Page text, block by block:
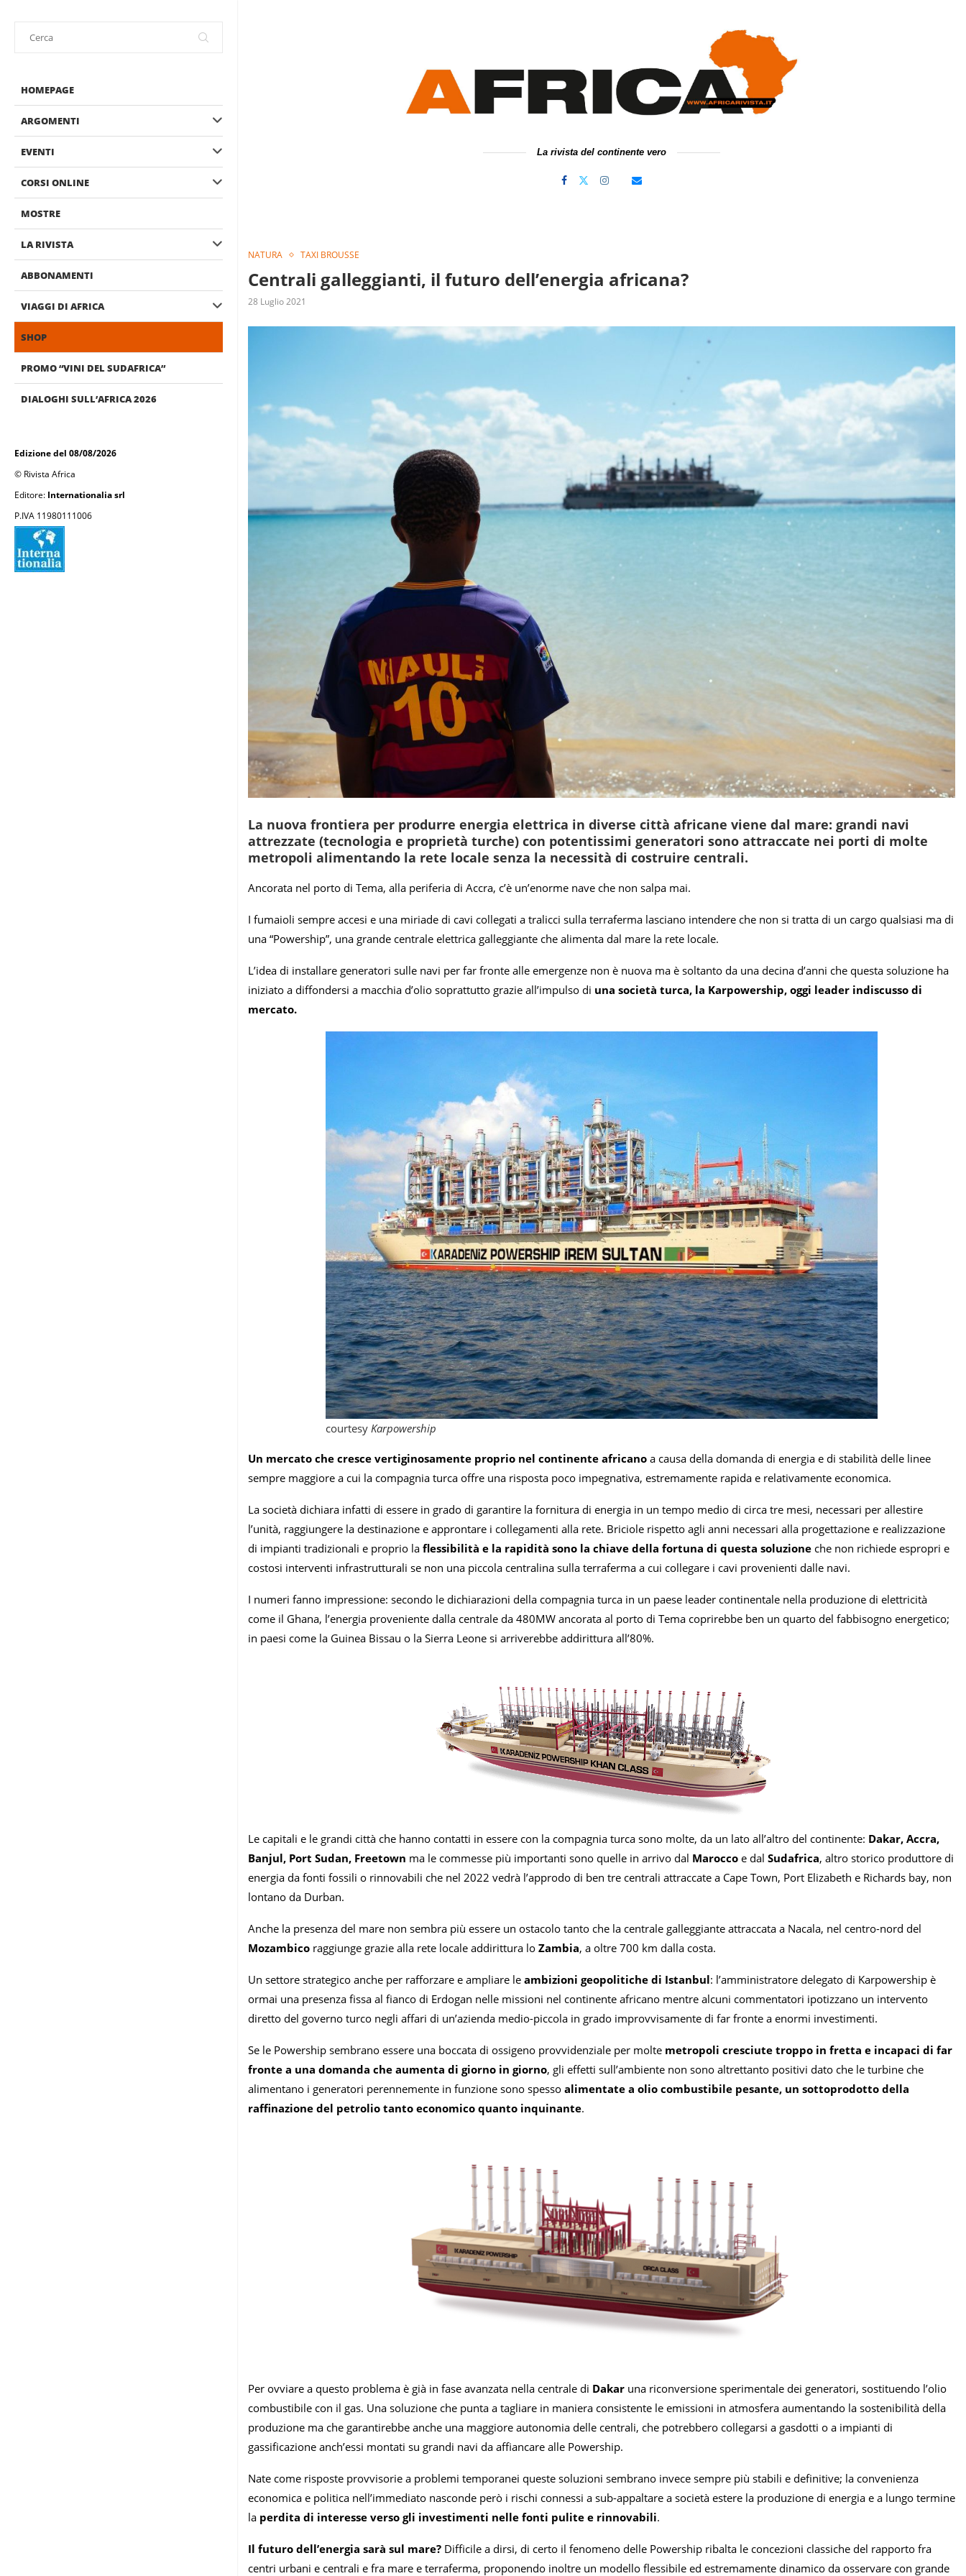
HOMEPAGE
ARGOMENTI
EVENTI
CORSI ONLINE
MOSTRE
LA RIVISTA
ABBONAMENTI
VIAGGI DI AFRICA
SHOP
PROMO “VINI DEL SUDAFRICA”
DIALOGHI SULL’AFRICA 2026
Edizione del 08/08/2026
© Rivista Africa
Editore: Internationalia srl
P.IVA 11980111006
La rivista del continente vero
NATURA TAXI BROUSSE
Centrali galleggianti, il futuro dell’energia africana?
28 Luglio 2021
La nuova frontiera per produrre energia elettrica in diverse città africane viene dal mare: grandi navi
attrezzate (tecnologia e proprietà turche) con potentissimi generatori sono attraccate nei porti di molte
metropoli alimentando la rete locale senza la necessità di costruire centrali.
Ancorata nel porto di Tema, alla periferia di Accra, c’è un’enorme nave che non salpa mai.
I fumaioli sempre accesi e una miriade di cavi collegati a tralicci sulla terraferma lasciano intendere che non si tratta di un cargo qualsiasi ma di
una “Powership”, una grande centrale elettrica galleggiante che alimenta dal mare la rete locale.
L’idea di installare generatori sulle navi per far fronte alle emergenze non è nuova ma è soltanto da una decina d’anni che questa soluzione ha
iniziato a diffondersi a macchia d’olio soprattutto grazie all’impulso di una società turca, la Karpowership, oggi leader indiscusso di
mercato.
courtesy Karpowership
Un mercato che cresce vertiginosamente proprio nel continente africano a causa della domanda di energia e di stabilità delle linee
sempre maggiore a cui la compagnia turca offre una risposta poco impegnativa, estremamente rapida e relativamente economica.
La società dichiara infatti di essere in grado di garantire la fornitura di energia in un tempo medio di circa tre mesi, necessari per allestire
l’unità, raggiungere la destinazione e approntare i collegamenti alla rete. Briciole rispetto agli anni necessari alla progettazione e realizzazione
di impianti tradizionali e proprio la flessibilità e la rapidità sono la chiave della fortuna di questa soluzione che non richiede espropri e
costosi interventi infrastrutturali se non una piccola centralina sulla terraferma a cui collegare i cavi provenienti dalle navi.
I numeri fanno impressione: secondo le dichiarazioni della compagnia turca in un paese leader continentale nella produzione di elettricità
come il Ghana, l’energia proveniente dalla centrale da 480MW ancorata al porto di Tema coprirebbe ben un quarto del fabbisogno energetico;
in paesi come la Guinea Bissau o la Sierra Leone si arriverebbe addirittura all’80%.
Le capitali e le grandi città che hanno contatti in essere con la compagnia turca sono molte, da un lato all’altro del continente: Dakar, Accra,
Banjul, Port Sudan, Freetown ma le commesse più importanti sono quelle in arrivo dal Marocco e dal Sudafrica, altro storico produttore di
energia da fonti fossili o rinnovabili che nel 2022 vedrà l’approdo di ben tre centrali attraccate a Cape Town, Port Elizabeth e Richards bay, non
lontano da Durban.
Anche la presenza del mare non sembra più essere un ostacolo tanto che la centrale galleggiante attraccata a Nacala, nel centro-nord del
Mozambico raggiunge grazie alla rete locale addirittura lo Zambia, a oltre 700 km dalla costa.
Un settore strategico anche per rafforzare e ampliare le ambizioni geopolitiche di Istanbul: l’amministratore delegato di Karpowership è
ormai una presenza fissa al fianco di Erdogan nelle missioni nel continente africano mentre alcuni commentatori ipotizzano un intervento
diretto del governo turco negli affari di un’azienda medio-piccola in grado improvvisamente di far fronte a enormi investimenti.
Se le Powership sembrano essere una boccata di ossigeno provvidenziale per molte metropoli cresciute troppo in fretta e incapaci di far
fronte a una domanda che aumenta di giorno in giorno, gli effetti sull’ambiente non sono altrettanto positivi dato che le turbine che
alimentano i generatori perennemente in funzione sono spesso alimentate a olio combustibile pesante, un sottoprodotto della
raffinazione del petrolio tanto economico quanto inquinante.
Per ovviare a questo problema è già in fase avanzata nella centrale di Dakar una riconversione sperimentale dei generatori, sostituendo l’olio
combustibile con il gas. Una soluzione che punta a tagliare in maniera consistente le emissioni in atmosfera aumentando la sostenibilità della
produzione ma che garantirebbe anche una maggiore autonomia delle centrali, che potrebbero collegarsi a gasdotti o a impianti di
gassificazione anch’essi montati su grandi navi da affiancare alle Powership.
Nate come risposte provvisorie a problemi temporanei queste soluzioni sembrano invece sempre più stabili e definitive; la convenienza
economica e politica nell’immediato nasconde però i rischi connessi a sub-appaltare a società estere la produzione di energia e a lungo termine
la perdita di interesse verso gli investimenti nelle fonti pulite e rinnovabili.
Il futuro dell’energia sarà sul mare? Difficile a dirsi, di certo il fenomeno delle Powership ribalta le concezioni classiche del rapporto fra
centri urbani e centrali e fra mare e terraferma, proponendo inoltre un modello flessibile ed estremamente dinamico da osservare con grande